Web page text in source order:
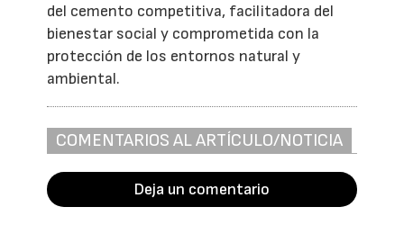
del cemento competitiva, facilitadora del
bienestar social y comprometida con la
protección de los entornos natural y
ambiental.
COMENTARIOS AL ARTÍCULO/NOTICIA
Deja un comentario